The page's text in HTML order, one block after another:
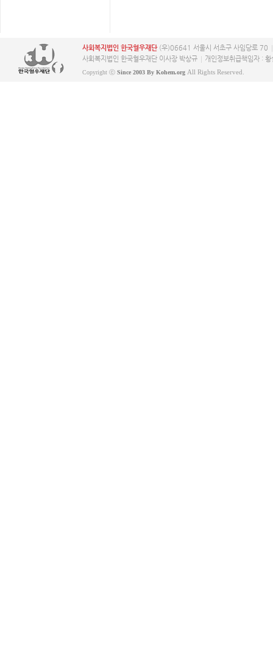
사회복지법인 한국혈우재단(우)06641 서울시 서초구 사임당로 70
사회복지법인 한국혈우재단 이사장 박상규
개인정보취급책임자 : 황
Copyright ⓒ Since 2003 By Kohem.org All Rights Reserved.